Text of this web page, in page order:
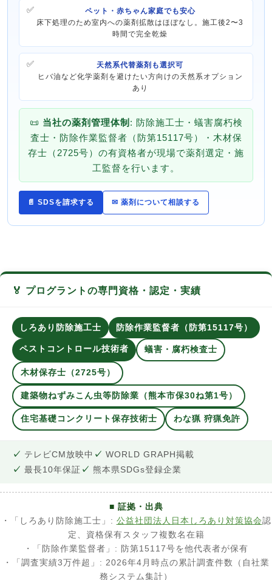
ペット・赤ちゃん家庭でも安心
床下処理のため室内への薬剤拡散はほぼなし。施工後2〜3
時間で完全乾燥
天然系代替薬剤も選択可
ヒバ油など化学薬剤を避けたい方向けの天然系オプション
あり
📜 当社の薬剤管理体制 : 防除施工士・蟻害腐朽検
査士・防除作業監督者（防第15117号）・木材保
存士（2725号）の有資格者が現場で薬剤選定・施
工監督を行います。
📄 SDSを請求する ✉ 薬剤について相談する
🏅 プログラントの専門資格・認定・実績
しろあり防除施工士 防除作業監督者（防第15117号）
ペストコントロール技術者 蟻害・腐朽検査士
木材保存士（2725号）
建築物ねずみこん虫等防除業（熊本市保30ね第1号）
住宅基礎コンクリート保存技術士 わな猟 狩猟免許
テレビCM放映中
WORLD GRAPH掲載
最長10年保証
熊本県SDGs登録企業
■ 証拠・出典
・「しろあり防除施工士」: 公益社団法人日本しろあり対策協会認
定、資格保有スタッフ複数名在籍
・「防除作業監督者」: 防第15117号を他代表者が保有
・「調査実績3万件超」: 2026年4月時点の累計調査件数（自社業
務システム集計）